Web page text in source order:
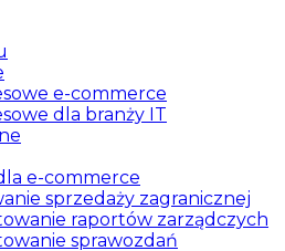
e-commerce
dla branży IT
e-commerce
sprzedaży zagranicznej
raportów zarządczych
sprawozdań